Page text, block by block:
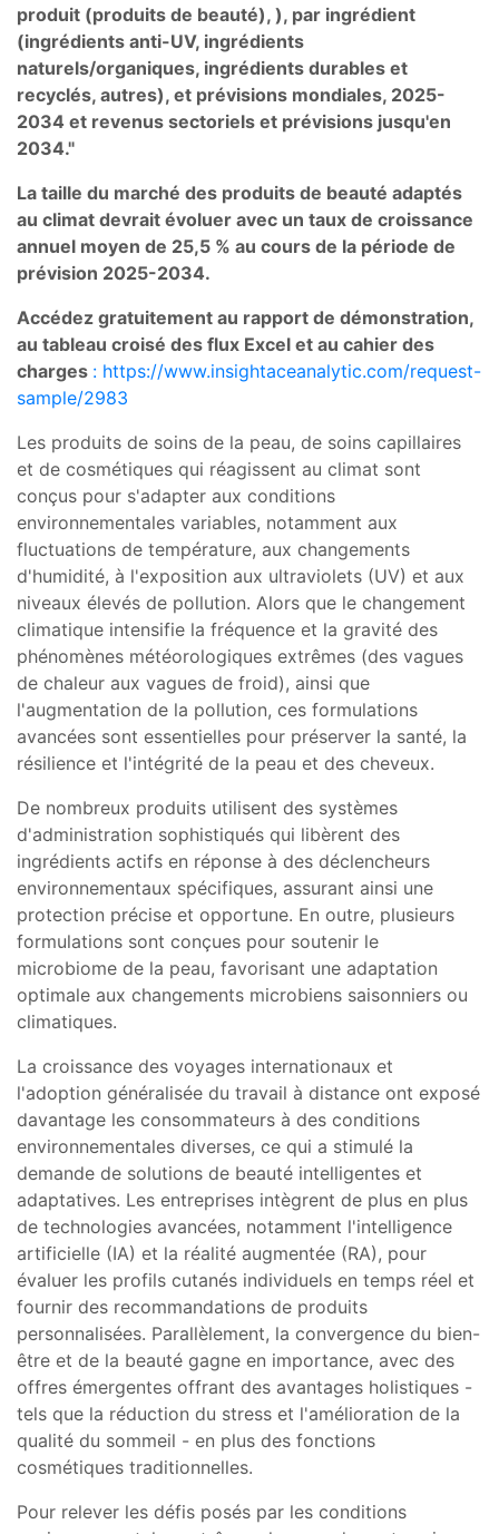
produit (produits de beauté), ), par ingrédient
(ingrédients anti-UV, ingrédients
naturels/organiques, ingrédients durables et
recyclés, autres), et prévisions mondiales, 2025-
2034 et revenus sectoriels et prévisions jusqu'en
2034."
La taille du marché des produits de beauté adaptés
au climat devrait évoluer avec un taux de croissance
annuel moyen de 25,5 % au cours de la période de
prévision 2025-2034.
Accédez gratuitement au rapport de démonstration,
au tableau croisé des flux Excel et au cahier des
charges : https://www.insightaceanalytic.com/request-
sample/2983
Les produits de soins de la peau, de soins capillaires
et de cosmétiques qui réagissent au climat sont
conçus pour s'adapter aux conditions
environnementales variables, notamment aux
fluctuations de température, aux changements
d'humidité, à l'exposition aux ultraviolets (UV) et aux
niveaux élevés de pollution. Alors que le changement
climatique intensifie la fréquence et la gravité des
phénomènes météorologiques extrêmes (des vagues
de chaleur aux vagues de froid), ainsi que
l'augmentation de la pollution, ces formulations
avancées sont essentielles pour préserver la santé, la
résilience et l'intégrité de la peau et des cheveux.
De nombreux produits utilisent des systèmes
d'administration sophistiqués qui libèrent des
ingrédients actifs en réponse à des déclencheurs
environnementaux spécifiques, assurant ainsi une
protection précise et opportune. En outre, plusieurs
formulations sont conçues pour soutenir le
microbiome de la peau, favorisant une adaptation
optimale aux changements microbiens saisonniers ou
climatiques.
La croissance des voyages internationaux et
l'adoption généralisée du travail à distance ont exposé
davantage les consommateurs à des conditions
environnementales diverses, ce qui a stimulé la
demande de solutions de beauté intelligentes et
adaptatives. Les entreprises intègrent de plus en plus
de technologies avancées, notamment l'intelligence
artificielle (IA) et la réalité augmentée (RA), pour
évaluer les profils cutanés individuels en temps réel et
fournir des recommandations de produits
personnalisées. Parallèlement, la convergence du bien-
être et de la beauté gagne en importance, avec des
offres émergentes offrant des avantages holistiques -
tels que la réduction du stress et l'amélioration de la
qualité du sommeil - en plus des fonctions
cosmétiques traditionnelles.
Pour relever les défis posés par les conditions